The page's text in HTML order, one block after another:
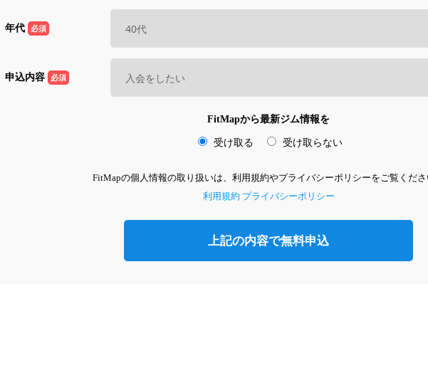
年代 必須
申込内容 必須
FitMapから最新ジム情報を
受け取る 受け取らない
FitMapの個人情報の取り扱いは、利用規約やプライバシーポリシーをご覧くださ
利用規約 プライバシーポリシー